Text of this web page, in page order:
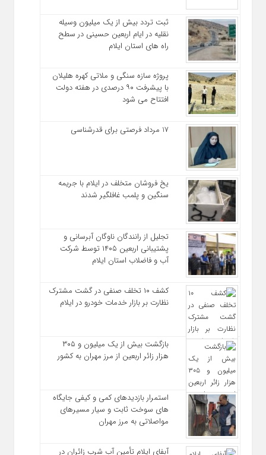
ثبت تردد بیش از یک میلیون وسیله
نقلیه در ایام اربعین حسینی در سطح
راه‌ های استان ایلام
پروژه سازه سنگی و ملاتی کهره هلیلان
با پیشرفت ۹۰ درصدی در هفته دولت
افتتاح می شود
17 مرداد فرصتی برای قدرشناسی
یخ‌ فروشان متخلف در ایلام با جریمه
سنگین و پلمب غافلگیر شدند
تجلیل از رانندگان ناوگان آبرسانی و
پشتیبانی اربعین ۱۴۰۵ توسط شرکت
آب و فاضلاب استان ایلام
کشف ۱۰ تخلف صنفی در گشت مشترک
نظارت بر بازار خدمات خودرو در ایلام
بازگشت بیش از یک میلیون و ۳۰۵
هزار زائر اربعین از مرز مهران به کشور
استمرار بازدیدهای کمی و کیفی جایگاه‌
های سوخت ثابت و سیار مسیرهای
مواصلاتی به مرز مهران
آبفای ایلام تأمین آب شرب زائران در